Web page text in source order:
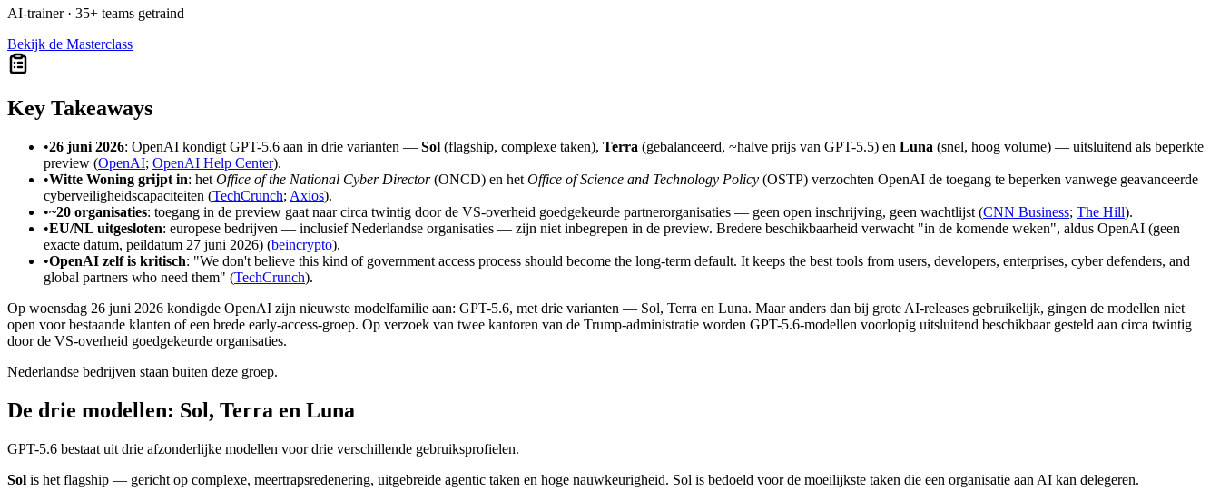
AI-trainer · 35+ teams getraind
Bekijk de Masterclass
Key Takeaways
•26 juni 2026: OpenAI kondigt GPT-5.6 aan in drie varianten — Sol (flagship, complexe taken), Terra (gebalanceerd, ~halve prijs van GPT-5.5) en Luna (snel, hoog volume) — uitsluitend als beperkte
preview (OpenAI; OpenAI Help Center).
•Witte Woning grijpt in: het Office of the National Cyber Director(ONCD) en het Office of Science and Technology Policy (OSTP) verzochten OpenAI de toegang te beperken vanwege geavanceerde
cyberveiligheidscapaciteiten (TechCrunch; Axios).
•~20 organisaties: toegang in de preview gaat naar circa twintig door de VS-overheid goedgekeurde partnerorganisaties — geen open inschrijving, geen wachtlijst (CNN Business; The Hill).
•EU/NL uitgesloten: europese bedrijven — inclusief Nederlandse organisaties — zijn niet inbegrepen in de preview. Bredere beschikbaarheid verwacht "in de komende weken", aldus OpenAI (geen
exacte datum, peildatum 27 juni 2026) (beincrypto).
•OpenAI zelf is kritisch: "We don't believe this kind of government access process should become the long-term default. It keeps the best tools from users, developers, enterprises, cyber defenders, and
global partners who need them" (TechCrunch).
Op woensdag 26 juni 2026 kondigde OpenAI zijn nieuwste modelfamilie aan: GPT-5.6, met drie varianten — Sol, Terra en Luna. Maar anders dan bij grote AI-releases gebruikelijk, gingen de modellen niet
open voor bestaande klanten of een brede early-access-groep. Op verzoek van twee kantoren van de Trump-administratie worden GPT-5.6-modellen voorlopig uitsluitend beschikbaar gesteld aan circa twintig
door de VS-overheid goedgekeurde organisaties.
Nederlandse bedrijven staan buiten deze groep.
De drie modellen: Sol, Terra en Luna
GPT-5.6 bestaat uit drie afzonderlijke modellen voor drie verschillende gebruiksprofielen.
Sol is het flagship — gericht op complexe, meertrapsredenering, uitgebreide agentic taken en hoge nauwkeurigheid. Sol is bedoeld voor de moeilijkste taken die een organisatie aan AI kan delegeren.